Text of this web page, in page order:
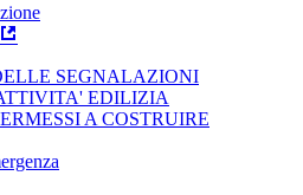
SEGNALAZIONI
EDILIZIA
A COSTRUIRE